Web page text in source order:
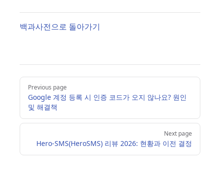
백과사전으로 돌아가기
Pager
Previous page
Google 계정 등록 시 인증 코드가 오지 않나요? 원인
및 해결책
Next page
Hero-SMS(HeroSMS) 리뷰 2026: 현황과 이전 결정